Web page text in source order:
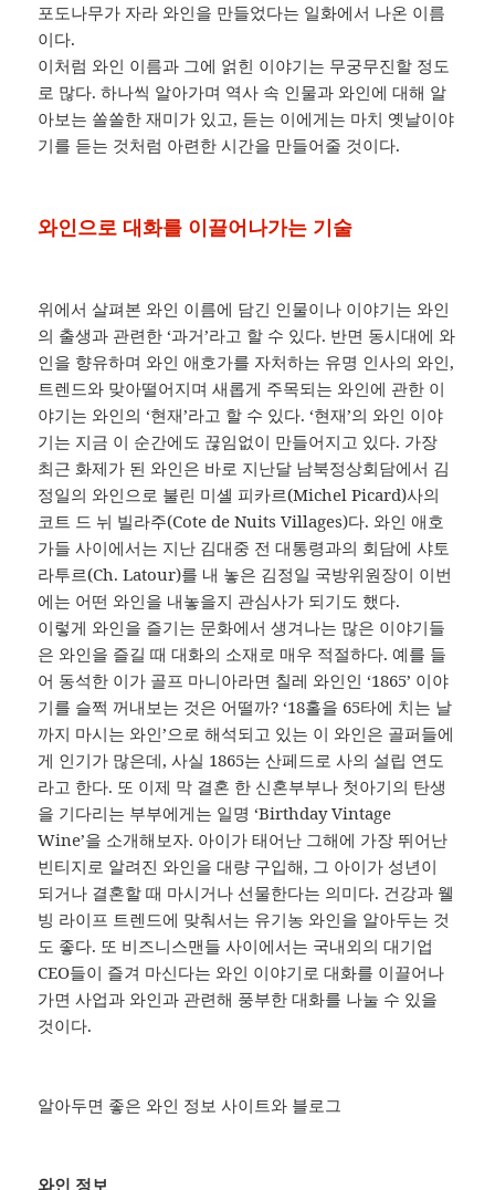
포도나무가 자라 와인을 만들었다는 일화에서 나온 이름
이다.
이처럼 와인 이름과 그에 얽힌 이야기는 무궁무진할 정도
로 많다. 하나씩 알아가며 역사 속 인물과 와인에 대해 알
아보는 쏠쏠한 재미가 있고, 듣는 이에게는 마치 옛날이야
기를 듣는 것처럼 아련한 시간을 만들어줄 것이다.
와인으로 대화를 이끌어나가는 기술
위에서 살펴본 와인 이름에 담긴 인물이나 이야기는 와인
의 출생과 관련한 ‘과거’라고 할 수 있다. 반면 동시대에 와
인을 향유하며 와인 애호가를 자처하는 유명 인사의 와인,
트렌드와 맞아떨어지며 새롭게 주목되는 와인에 관한 이
야기는 와인의 ‘현재’라고 할 수 있다. ‘현재’의 와인 이야
기는 지금 이 순간에도 끊임없이 만들어지고 있다. 가장
최근 화제가 된 와인은 바로 지난달 남북정상회담에서 김
정일의 와인으로 불린 미셸 피카르(Michel Picard)사의
코트 드 뉘 빌라주(Cote de Nuits Villages)다. 와인 애호
가들 사이에서는 지난 김대중 전 대통령과의 회담에 샤토
라투르(Ch. Latour)를 내 놓은 김정일 국방위원장이 이번
에는 어떤 와인을 내놓을지 관심사가 되기도 했다.
이렇게 와인을 즐기는 문화에서 생겨나는 많은 이야기들
은 와인을 즐길 때 대화의 소재로 매우 적절하다. 예를 들
어 동석한 이가 골프 마니아라면 칠레 와인인 ‘1865’ 이야
기를 슬쩍 꺼내보는 것은 어떨까? ‘18홀을 65타에 치는 날
까지 마시는 와인’으로 해석되고 있는 이 와인은 골퍼들에
게 인기가 많은데, 사실 1865는 산페드로 사의 설립 연도
라고 한다. 또 이제 막 결혼 한 신혼부부나 첫아기의 탄생
을 기다리는 부부에게는 일명 ‘Birthday Vintage
Wine’을 소개해보자. 아이가 태어난 그해에 가장 뛰어난
빈티지로 알려진 와인을 대량 구입해, 그 아이가 성년이
되거나 결혼할 때 마시거나 선물한다는 의미다. 건강과 웰
빙 라이프 트렌드에 맞춰서는 유기농 와인을 알아두는 것
도 좋다. 또 비즈니스맨들 사이에서는 국내외의 대기업
CEO들이 즐겨 마신다는 와인 이야기로 대화를 이끌어나
가면 사업과 와인과 관련해 풍부한 대화를 나눌 수 있을
것이다.
알아두면 좋은 와인 정보 사이트와 블로그
와인 정보